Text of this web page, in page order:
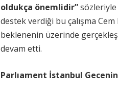
oldukça önemlidir”sözleriyle
destek verdiği bu çalışma
beklenenin üzerinde
devam etti.
Parlıament İstanbul